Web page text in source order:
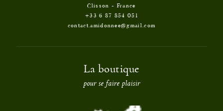
Clisson - France
+33 6 87 854 051
contact.amidonnee@gmail.com
La boutique
pour se faire plaisir